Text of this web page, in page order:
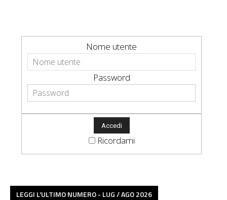
Nome utente
Password
Ricordami
LEGGI L'ULTIMO NUMERO - LUG / AGO 2026